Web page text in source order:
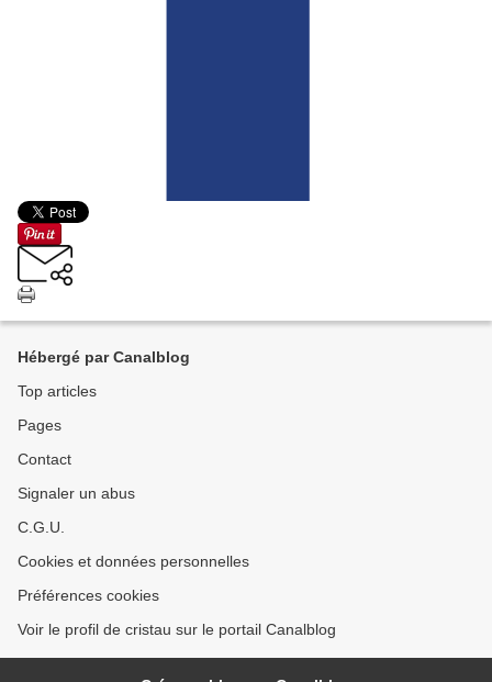
Hébergé par Canalblog
Top articles
Pages
Contact
Signaler un abus
C.G.U.
Cookies et données personnelles
Préférences cookies
Voir le profil de cristau sur le portail Canalblog